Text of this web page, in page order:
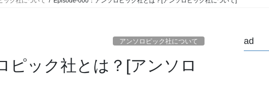
アンソロピック社について
ピック社とは？[アンソロ
ad